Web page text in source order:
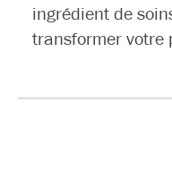
ingrédient de
transformer votre